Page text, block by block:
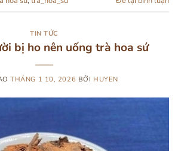
TIN TỨC
bị ho nên uống trà hoa sứ
THÁNG 1 10, 2026 BỞI HUYEN